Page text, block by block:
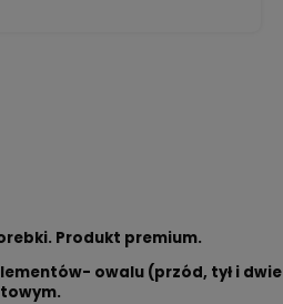
Produkt premium.
owalu (przód, tył i dwie